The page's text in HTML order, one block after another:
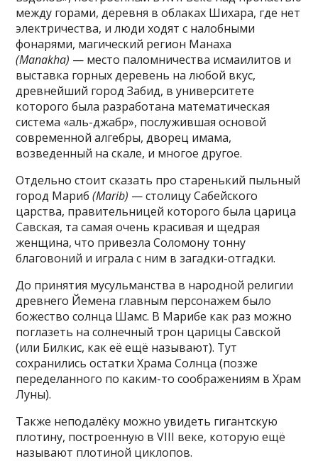
между горами, деревня в облаках Шихара, где нет
электричества, и люди ходят с налобными
фонарями, магический регион Манаха
(Manakha) — место паломничества исмаилитов и
выставка горных деревень на любой вкус,
древнейший город Забид, в университете
которого была разработана математическая
система «аль-джабр», послужившая основой
современной алгебры, дворец имама,
возведенный на скале, и многое другое.
Отдельно стоит сказать про старенький пыльный
город Мариб(Marib) — столицу Сабейского
царства, правительницей которого была царица
Савская, та самая очень красивая и щедрая
женщина, что привезла Соломону тонну
благовоний и играла с ним в загадки-отгадки.
До принятия мусульманства в народной религии
древнего Йемена главным персонажем было
божество солнца Шамс. В Марибе как раз можно
поглазеть на солнечный трон царицы Савской
(или Билкис, как её ещё называют). Тут
сохранились остатки Храма Солнца (позже
переделанного по каким-то соображениям в Храм
Луны).
Также неподалёку можно увидеть гигантскую
плотину, построенную в VIII веке, которую ещё
называют плотиной циклопов.